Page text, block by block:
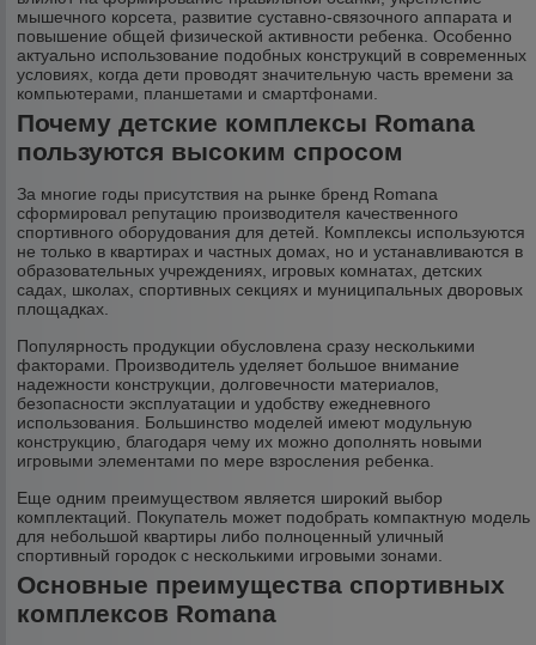
мышечного корсета, развитие суставно-связочного аппарата и
повышение общей физической активности ребенка. Особенно
актуально использование подобных конструкций в современных
условиях, когда дети проводят значительную часть времени за
компьютерами, планшетами и смартфонами.
Почему детские комплексы Romana
пользуются высоким спросом
За многие годы присутствия на рынке бренд Romana
сформировал репутацию производителя качественного
спортивного оборудования для детей. Комплексы используются
не только в квартирах и частных домах, но и устанавливаются в
образовательных учреждениях, игровых комнатах, детских
садах, школах, спортивных секциях и муниципальных дворовых
площадках.
Популярность продукции обусловлена сразу несколькими
факторами. Производитель уделяет большое внимание
надежности конструкции, долговечности материалов,
безопасности эксплуатации и удобству ежедневного
использования. Большинство моделей имеют модульную
конструкцию, благодаря чему их можно дополнять новыми
игровыми элементами по мере взросления ребенка.
Еще одним преимуществом является широкий выбор
комплектаций. Покупатель может подобрать компактную модель
для небольшой квартиры либо полноценный уличный
спортивный городок с несколькими игровыми зонами.
Основные преимущества спортивных
комплексов Romana